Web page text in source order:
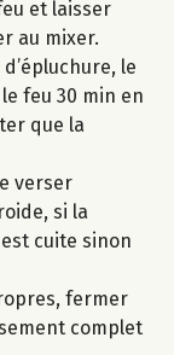
et laisser
au mixer.
le
feu 30 min en
que la
verser
si la
cuite sinon
fermer
complet